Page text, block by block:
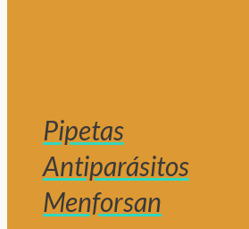
Pipetas
Antiparásitos
Menforsan